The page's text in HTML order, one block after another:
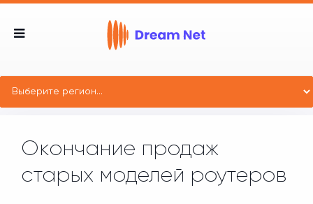
Окончание продаж
старых моделей роутеров